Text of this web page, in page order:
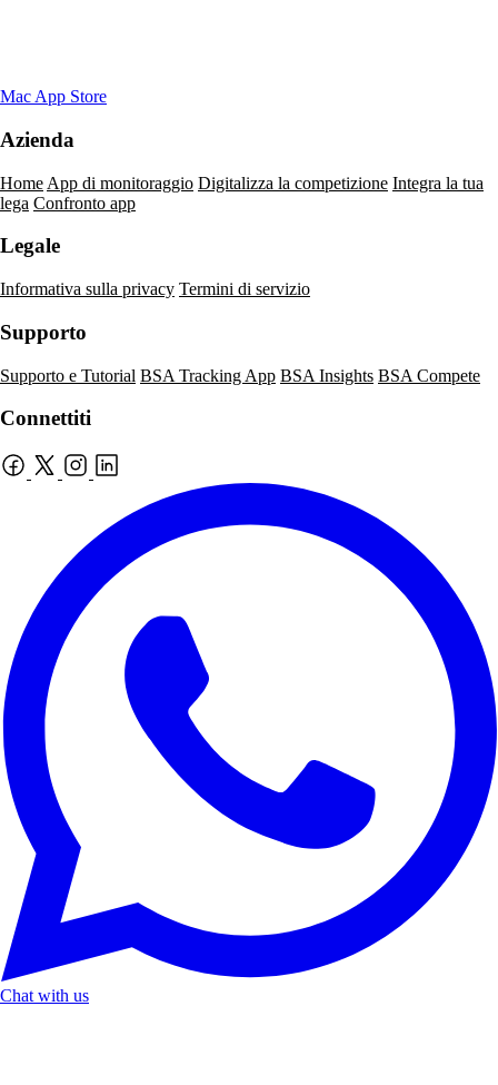
Mac App Store
Azienda
Home App di monitoraggio Digitalizza la competizione Integra la tua
lega Confronto app
Legale
Informativa sulla privacy Termini di servizio
Supporto
Supporto e Tutorial BSA Tracking App BSA Insights BSA Compete
Connettiti
Chat with us